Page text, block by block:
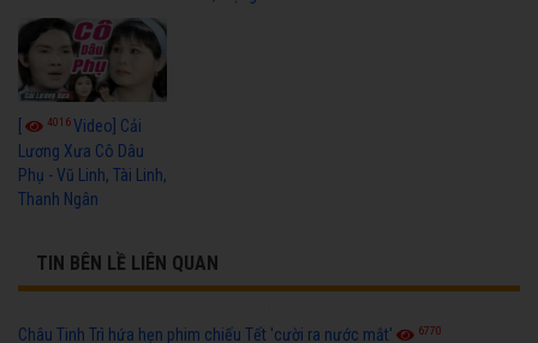
[ 4016Video] Cải
Lương Xưa Cô Dâu
Phụ - Vũ Linh, Tài Linh,
Thanh Ngân
TIN BÊN LỀ LIÊN QUAN
Châu Tinh Trì hứa hẹn phim chiếu Tết 'cười ra nước mắt' 6770